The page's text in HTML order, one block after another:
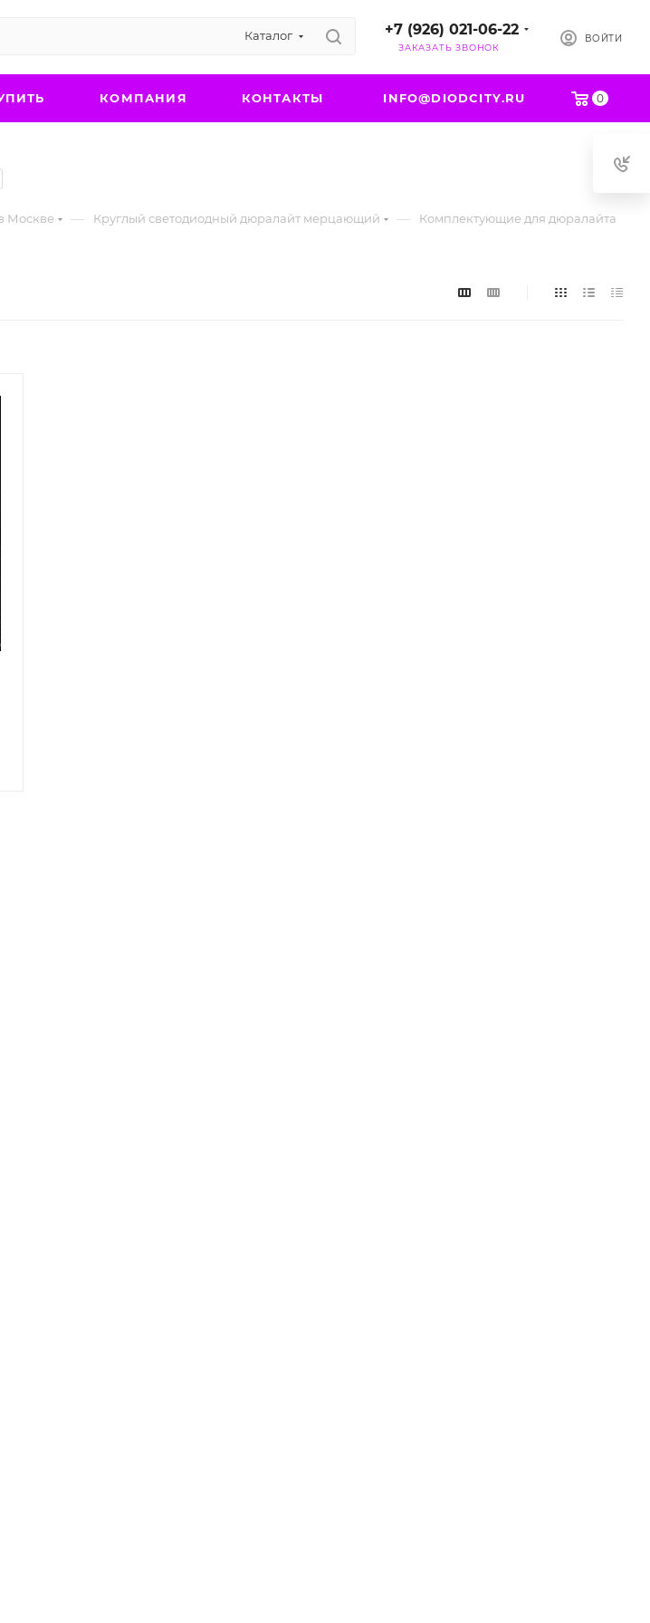
Каталог +7 (926) 021-06-22
ЗАКАЗАТЬ ЗВОНОК
ВОЙТИ
0
КОМПАНИЯ КОНТАКТЫ INFO@DIODCITY.RU
Москве — Круглый светодиодный дюралайт мерцающий — Комплектующие для дюралайта